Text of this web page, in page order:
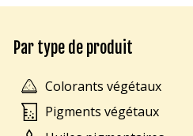
Par type de produit
Colorants végétaux
Pigments végétaux